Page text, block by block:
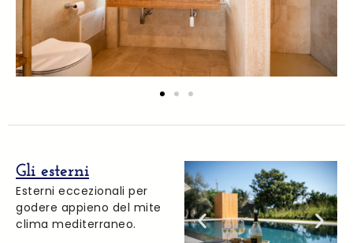
Gli esterni
Esterni eccezionali per
godere appieno del mite
clima mediterraneo.